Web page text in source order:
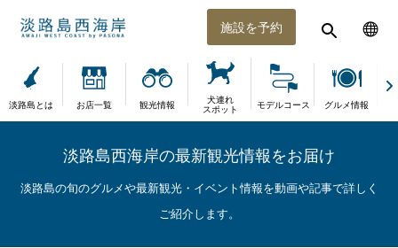
施設を予約
淡路島とは お店一覧 観光情報
犬連れ
スポット
モデルコース グルメ情報
淡路島西海岸の最新観光情報をお届け
淡路島の旬のグルメや最新観光・イベント情報を動画や記事で詳しく
ご紹介します。